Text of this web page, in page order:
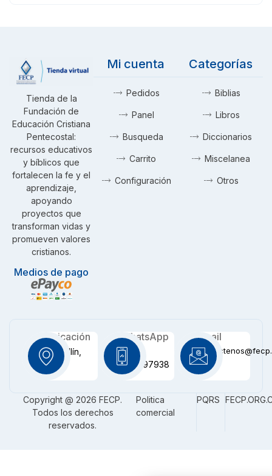
Tienda de la
Fundación de
Educación Cristiana
Pentecostal:
recursos educativos
y bíblicos que
fortalecen la fe y el
aprendizaje,
apoyando
proyectos que
transforman vidas y
promueven valores
cristianos.
Medios de pago
Mi cuenta
Pedidos
Panel
Busqueda
Carrito
Configuración
Categorías
Biblias
Libros
Diccionarios
Miscelanea
Otros
Ubicación
Medellín,
CO
WhatsApp
+57
3116097938
Email
Copyright @ 2026 FECP.
Todos los derechos
reservados.
Politica
comercial
PQRS